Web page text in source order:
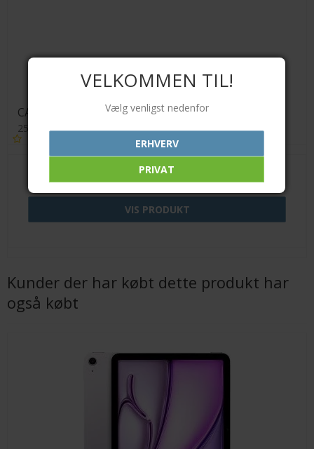
CANON PIXMA TS3355 PRINTER
2534132643475645
499,00 DKK
VIS PRODUKT
Kunder der har købt dette produkt har
også købt
VELKOMMEN TIL!
Vælg venligst nedenfor
ERHVERV
PRIVAT